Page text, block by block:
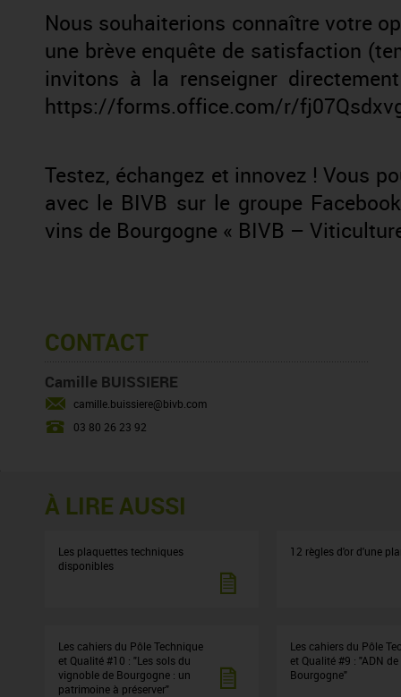
Nous souhaiterions connaître votre
une brève enquête de satisfaction
invitons à la renseigner
https://forms.office.com/r/
Testez, échangez et innovez ! Vous
avec le BIVB sur le groupe
vins de Bourgogne « BIVB –
CONTACT
Camille BUISSIERE
camille.buissiere@bivb.com
03 80 26 23 92
À LIRE AUSSI
Les plaquettes techniques
disponibles
12 règles d'or d'une
Les cahiers du Pôle Technique
et Qualité #10 : "Les sols du
vignoble de Bourgogne : un
patrimoine à préserver"
Les cahiers du Pôle
et Qualité #9 : "ADN
Bourgogne"